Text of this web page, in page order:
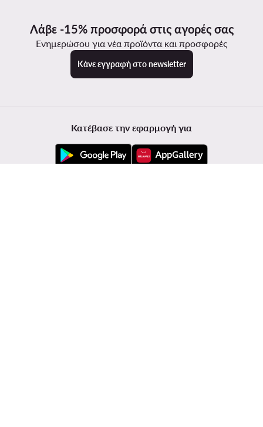
Λάβε -15% προσφορά στις αγορές σας
Ενημερώσου για νέα προϊόντα και προσφορές
Κάνε εγγραφή στο newsletter
Κατέβασε την εφαρμογή για